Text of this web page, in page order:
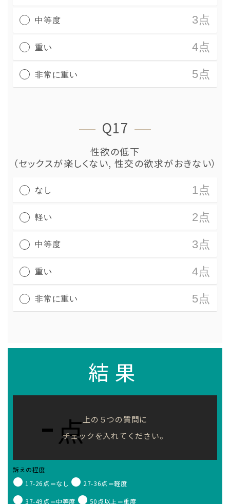
中等度 3点
重い 4点
非常に重い 5点
Q17
性欲の低下
（セックスが楽しくない, 性交の欲求がおきない）
なし 1点
軽い 2点
中等度 3点
重い 4点
非常に重い 5点
結果
-点上の５つの質問に
チェックを入れてください。
訴えの程度
17-26点＝なし
27-36点＝軽度
37-49点＝中等度 50点以上＝重度